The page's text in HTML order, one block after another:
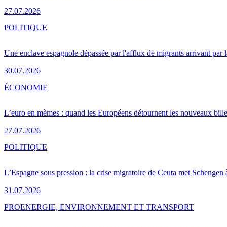
27.07.2026
Une enclave espagnole dépassée par l'afflux de migrants arrivant par
30.07.2026
POLITIQUE
L’euro en mèmes : quand les Européens détournent les nouveaux
27.07.2026
ÉCONOMIE
L’Espagne sous pression : la crise migratoire de Ceuta met Schengen
31.07.2026
POLITIQUE
PROENERGIE, ENVIRONNEMENT ET TRANSPORT